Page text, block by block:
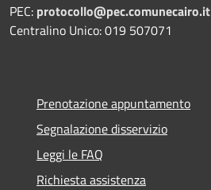
PEC: protocollo@pec.comunecairo.it
Centralino Unico: 019 507071
Prenotazione appuntamento
Segnalazione disservizio
Leggi le FAQ
Richiesta assistenza